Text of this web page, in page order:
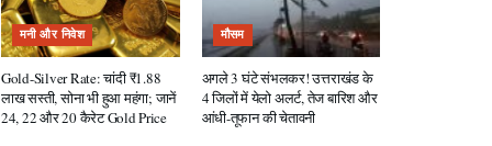
मनी और निवेश
Gold-Silver Rate: चांदी ₹1.88
लाख सस्ती, सोना भी हुआ महंगा; जानें
24, 22 और 20 कैरेट Gold Price
मौसम
अगले 3 घंटे संभलकर! उत्तराखंड के
4 जिलों में येलो अलर्ट, तेज बारिश और
आंधी-तूफान की चेतावनी